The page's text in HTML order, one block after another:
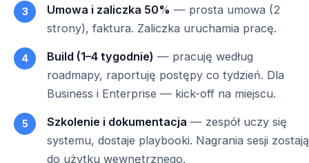
Umowa i zaliczka 50% — prosta umowa (2
strony), faktura. Zaliczka uruchamia pracę.
Build (1–4 tygodnie) — pracuję według
roadmapy, raportuję postępy co tydzień. Dla
Business i Enterprise — kick-off na miejscu.
Szkolenie i dokumentacja — zespół uczy się
systemu, dostaje playbooki. Nagrania sesji zostają
do użytku wewnętrznego.